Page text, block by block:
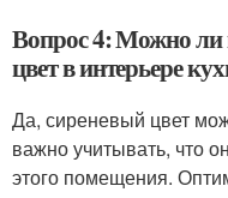
Вопрос 4: Можно ли
цвет в интерьере
Да, сиреневый цвет
важно учитывать, что
этого помещения.